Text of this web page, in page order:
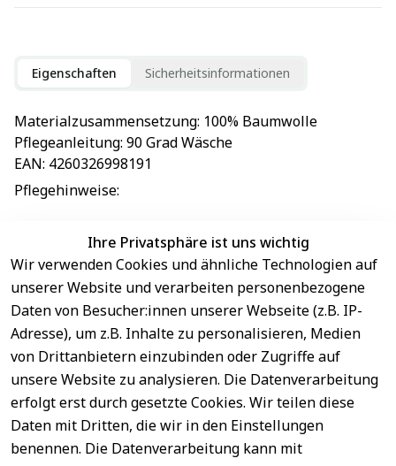
Eigenschaften Sicherheitsinformationen
Materialzusammensetzung: 100% Baumwolle
Pflegeanleitung: 90 Grad Wäsche
EAN: 4260326998191
Pflegehinweise:
EU-Verantwortliche Person - klicken Sie für Details
Ihre Privatsphäre ist uns wichtig
Wir verwenden Cookies und ähnliche Technologien auf
unserer Website und verarbeiten personenbezogene
Daten von Besucher:innen unserer Webseite (z.B. IP-
Adresse), um z.B. Inhalte zu personalisieren, Medien
von Drittanbietern einzubinden oder Zugriffe auf
unsere Website zu analysieren. Die Datenverarbeitung
erfolgt erst durch gesetzte Cookies. Wir teilen diese
Daten mit Dritten, die wir in den Einstellungen
benennen. Die Datenverarbeitung kann mit